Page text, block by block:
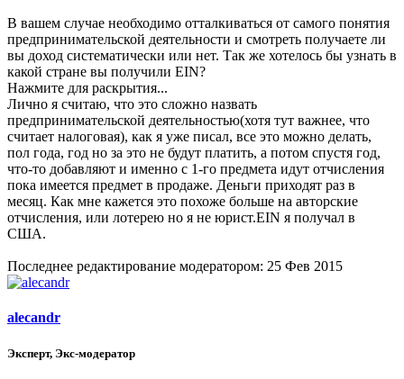
В вашем случае необходимо отталкиваться от самого понятия
предпринимательской деятельности и смотреть получаете ли
вы доход систематически или нет. Так же хотелось бы узнать в
какой стране вы получили EIN?
Нажмите для раскрытия...
Лично я считаю, что это сложно назвать
предпринимательской деятельностью(хотя тут важнее, что
считает налоговая), как я уже писал, все это можно делать,
пол года, год но за это не будут платить, а потом спустя год,
что-то добавляют и именно с 1-го предмета идут отчисления
пока имеется предмет в продаже. Деньги приходят раз в
месяц. Как мне кажется это похоже больше на авторские
отчисления, или лотерею но я не юрист.EIN я получал в
США.
Последнее редактирование модератором: 25 Фев 2015
alecandr
Эксперт, Экс-модератор